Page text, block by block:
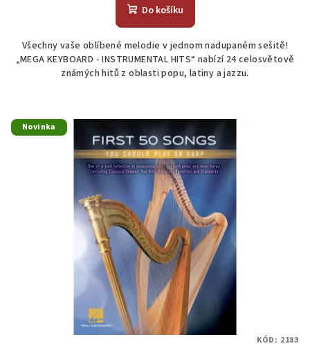
Do košíku
Všechny vaše oblíbené melodie v jednom nadupaném sešitě!
„MEGA KEYBOARD - INSTRUMENTAL HITS“ nabízí 24 celosvětově
známých hitů z oblasti popu, latiny a jazzu.
Novinka
KÓD: 2183